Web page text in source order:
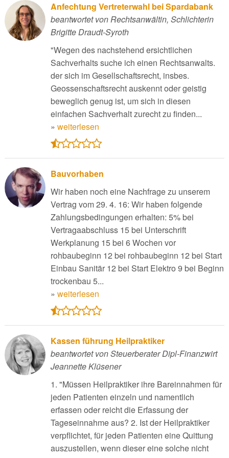
Anfechtung Vertreterwahl bei Spardabank
beantwortet von Rechtsanwältin, Schlichterin
Brigitte Draudt-Syroth
"Wegen des nachstehend ersichtlichen
Sachverhalts suche ich einen Rechtsanwalts.
der sich im Gesellschaftsrecht, insbes.
Geossenschaftsrecht auskennt oder geistig
beweglich genug ist, um sich in diesen
einfachen Sachverhalt zurecht zu finden...
» weiterlesen
Bauvorhaben
Wir haben noch eine Nachfrage zu unserem
Vertrag vom 29. 4. 16: Wir haben folgende
Zahlungsbedingungen erhalten: 5% bei
Vertragaabschluss 15 bei Unterschrift
Werkplanung 15 bei 6 Wochen vor
rohbaubeginn 12 bei rohbaubeginn 12 bei Start
Einbau Sanitär 12 bei Start Elektro 9 bei Beginn
trockenbau 5...
» weiterlesen
Kassen führung Heilpraktiker
beantwortet von Steuerberater Dipl-Finanzwirt
Jeannette Klüsener
1. "Müssen Heilpraktiker ihre Bareinnahmen für
jeden Patienten einzeln und namentlich
erfassen oder reicht die Erfassung der
Tageseinnahme aus? 2. Ist der Heilpraktiker
verpflichtet, für jeden Patienten eine Quittung
auszustellen, wenn dieser eine solche nicht